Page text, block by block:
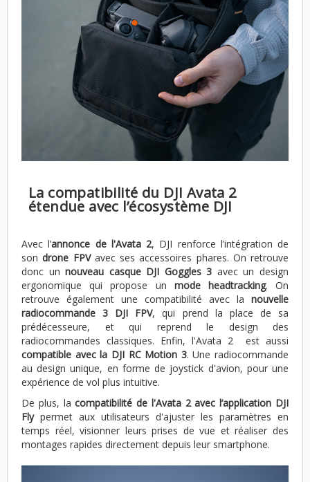
La compatibilité du DJI Avata 2
étendue avec l’écosystème DJI
Avec l’annonce de l'Avata 2, DJI renforce l’intégration de
sondrone FPVavec ses accessoires phares. On retrouve
donc unnouveau casque DJI Goggles 3 avec un design
ergonomique qui propose un mode headtracking. On
retrouve également une compatibilité avec la nouvelle
radiocommande 3 DJI FPV, qui prend la place de sa
prédécesseure, et qui reprend le design des
radiocommandes classiques. Enfin, l'Avata 2 est aussi
compatible avec la DJI RC Motion 3. Une radiocommande
au design unique, en forme de joystick d'avion, pour une
expérience de vol plus intuitive.
De plus, lacompatibilité de l'Avata 2 avec l’application DJI
Flypermet aux utilisateurs d'ajuster les paramètres en
temps réel, visionner leurs prises de vue et réaliser des
montages rapides directement depuis leur smartphone.